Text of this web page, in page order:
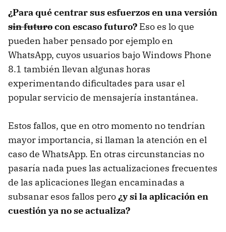
¿Para qué centrar sus esfuerzos en una versión
sin futurocon escaso futuro? Eso es lo que
pueden haber pensado por ejemplo en
WhatsApp, cuyos usuarios bajo Windows Phone
8.1 también llevan algunas horas
experimentando dificultades para usar el
popular servicio de mensajería instantánea.
Estos fallos, que en otro momento no tendrían
mayor importancia, si llaman la atención en el
caso de WhatsApp. En otras circunstancias no
pasaría nada pues las actualizaciones frecuentes
de las aplicaciones llegan encaminadas a
subsanar esos fallos pero¿y si la aplicación en
cuestión ya no se actualiza?